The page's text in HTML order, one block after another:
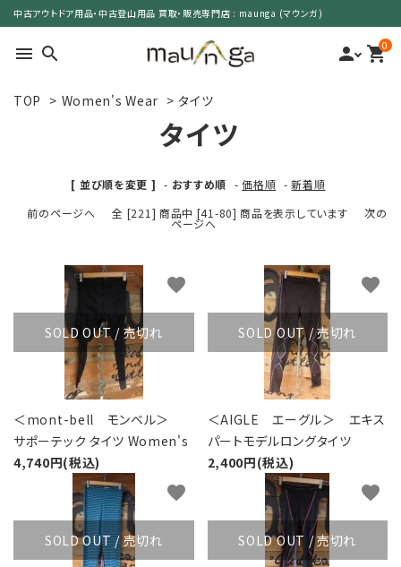
中古アウトドア用品・中古登山用品 買取・販売専門店 : maunga (マウンガ)
menu search person 0
shopping_cart
サイズで選ぶ
特集で選ぶ
価格で選ぶ
買取案内
レンタル・修理
店舗情報
INFORMATION
TOP > Women's Wear > タイツ
タイツ
[ 並び順を変更 ] - おすすめ順 -価格順 -新着順
前のページへ
全 [221] 商品中 [41-80] 商品を表示しています 次の
ページへ
SOLD OUT / 売切れ
＜mont-bell モンベル＞
サポーテック タイツ Women's
4,740円(税込)
favorite
SOLD OUT / 売切れ
＜AIGLE エーグル＞ エキス
パートモデルロングタイツ
2,400円(税込)
favorite
SOLD OUT / 売切れ
favorite
SOLD OUT / 売切れ
favorite